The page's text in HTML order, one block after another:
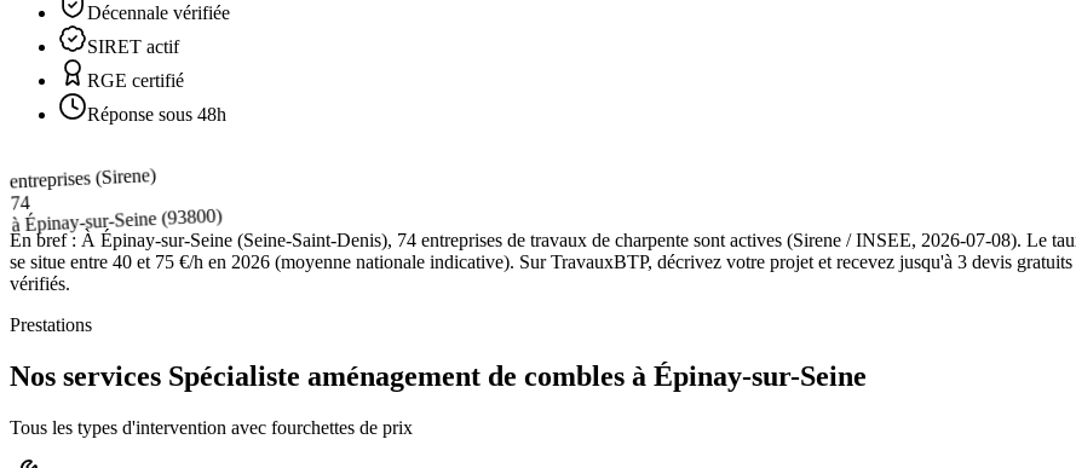
Décennale vérifiée
SIRET actif
RGE certifié
Réponse sous 48h
entreprises (Sirene)
74
àÉpinay-sur-Seine(93800)
En bref : À Épinay-sur-Seine (Seine-Saint-Denis), 74 entreprises de travaux de charpente sont actives (Sirene / INSEE, 2026-07-08). Le
se situe entre 40 et 75 €/h en 2026 (moyenne nationale indicative). Sur TravauxBTP, décrivez votre projet et recevez jusqu'à 3 devis
vérifiés.
Prestations
Nos services Spécialiste aménagement de combles à Épinay-sur-Seine
Tous les types d'intervention avec fourchettes de prix